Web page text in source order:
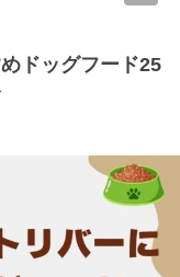
ドッグフード25